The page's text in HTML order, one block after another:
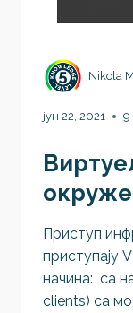
Nikola
јун 22, 2021 9
Приступ
приступају
начина: са
clients) са